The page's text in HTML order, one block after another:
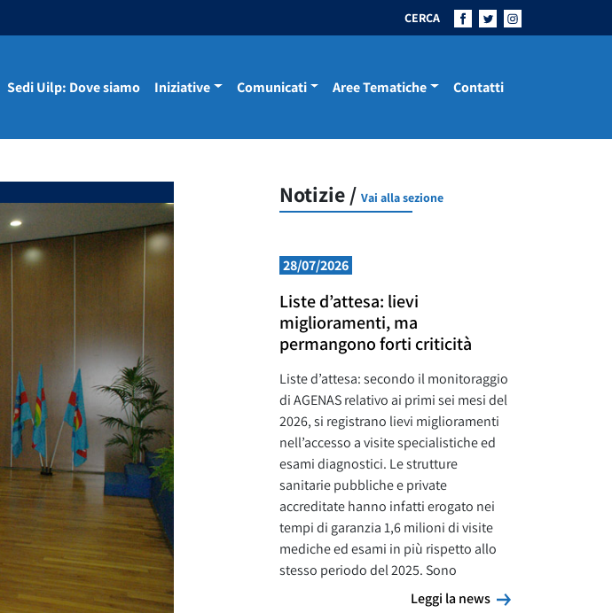
CERCA
Sedi Uilp: Dove siamo Iniziative Comunicati Aree Tematiche Contatti
Notizie / Vai alla sezione
28/07/2026
Liste d’attesa: lievi
miglioramenti, ma
permangono forti criticità
Liste d’attesa: secondo il monitoraggio
di AGENAS relativo ai primi sei mesi del
2026, si registrano lievi miglioramenti
nell’accesso a visite specialistiche ed
esami diagnostici. Le strutture
sanitarie pubbliche e private
accreditate hanno infatti erogato nei
tempi di garanzia 1,6 milioni di visite
mediche ed esami in più rispetto allo
stesso periodo del 2025. Sono
Leggi la news
Leggi la news